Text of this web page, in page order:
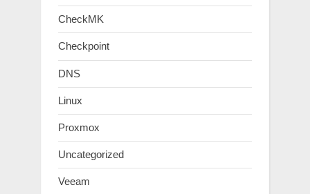
CheckMK
Checkpoint
DNS
Linux
Proxmox
Uncategorized
Veeam